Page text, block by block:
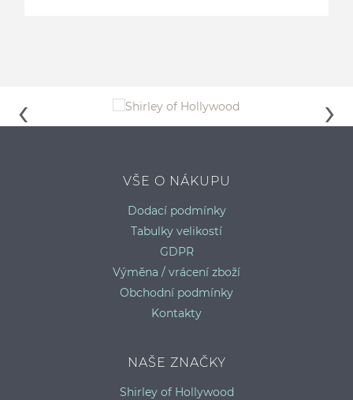
VŠE O NÁKUPU
Dodací podmínky
Tabulky velikostí
GDPR
Výměna / vrácení zboží
Obchodní podmínky
Kontakty
NAŠE ZNAČKY
Shirley of Hollywood